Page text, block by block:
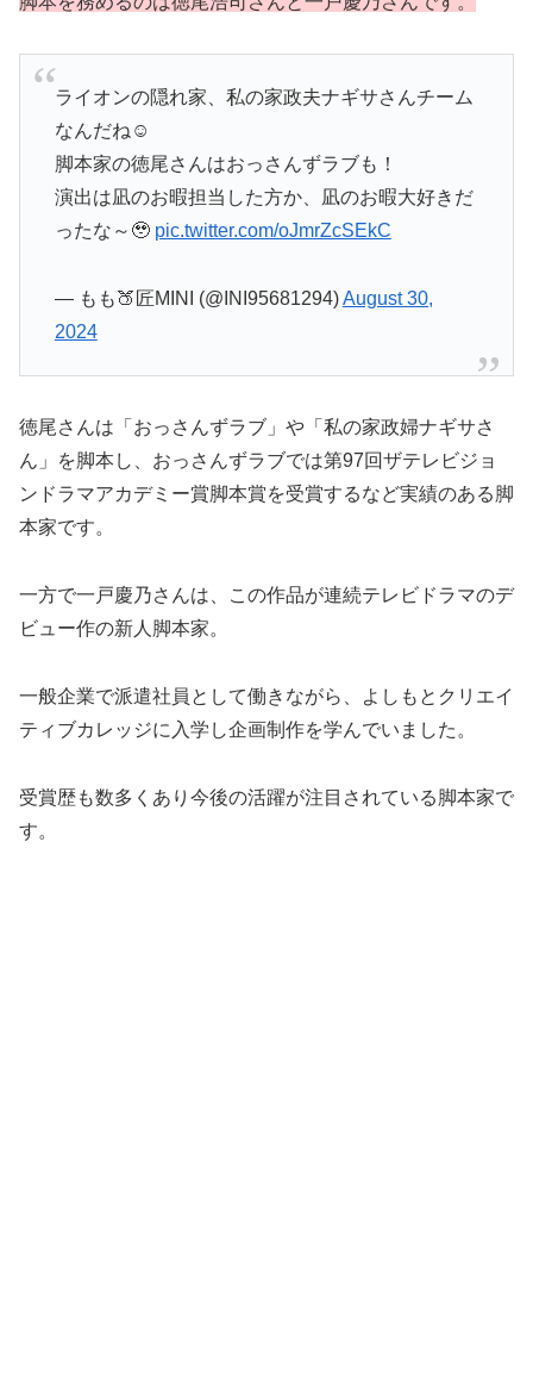
ライオンの隠れ家、私の家政夫ナギサさんチーム
なんだね☺️
脚本家の徳尾さんはおっさんずラブも！
演出は凪のお暇担当した方か、凪のお暇大好きだ
ったな～🥹 pic.twitter.com/oJmrZcSEkC
— もも🍑匠MINI (@INI95681294)August 30,
2024
徳尾さんは「おっさんずラブ」や「私の家政婦ナギサさ
ん」を脚本し、おっさんずラブでは第97回ザテレビジョ
ンドラマアカデミー賞脚本賞を受賞するなど実績のある脚
本家です。
一方で一戸慶乃さんは、この作品が連続テレビドラマのデ
ビュー作の新人脚本家。
一般企業で派遣社員として働きながら、よしもとクリエイ
ティブカレッジに入学し企画制作を学んでいました。
受賞歴も数多くあり今後の活躍が注目されている脚本家で
す。